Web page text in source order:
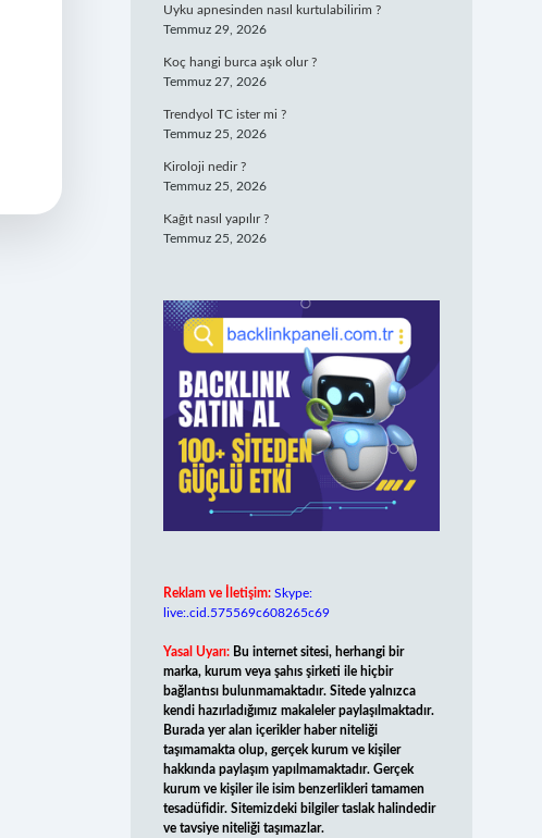
Uyku apnesinden nasıl kurtulabilirim ?
Temmuz 29, 2026
Koç hangi burca aşık olur ?
Temmuz 27, 2026
Trendyol TC ister mi ?
Temmuz 25, 2026
Kiroloji nedir ?
Temmuz 25, 2026
Kağıt nasıl yapılır ?
Temmuz 25, 2026
Reklam ve İletişim: Skype:
live:.cid.575569c608265c69
Yasal Uyarı: Bu internet sitesi, herhangi bir
marka, kurum veya şahıs şirketi ile hiçbir
bağlantısı bulunmamaktadır. Sitede yalnızca
kendi hazırladığımız makaleler paylaşılmaktadır.
Burada yer alan içerikler haber niteliği
taşımamakta olup, gerçek kurum ve kişiler
hakkında paylaşım yapılmamaktadır. Gerçek
kurum ve kişiler ile isim benzerlikleri tamamen
tesadüfidir. Sitemizdeki bilgiler taslak halindedir
ve tavsiye niteliği taşımazlar.